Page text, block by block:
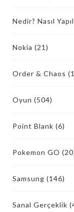
Nedir? Nasıl
Nokia (21)
Order & Chaos
Oyun (504)
Point Blank (6)
Pokemon GO
Samsung (146)
Sanal Gerçeklik